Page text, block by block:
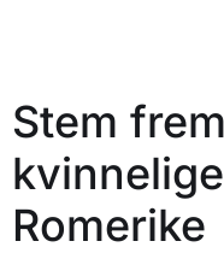
Stem
Romerike